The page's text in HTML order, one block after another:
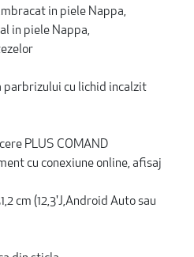
in piele Nappa,
in piele Nappa,
parbrizului cu lichid incalzit
PLUS COMAND
cu conexiune online, afisaj
cm (12,3'J,Android Auto sau